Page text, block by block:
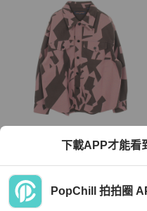
Louis Vuitton
31M TB4 HOS01W 棉質 多色 二手
士
TWD 29,016
9 折
下載APP才能看
PopChill 拍拍圈